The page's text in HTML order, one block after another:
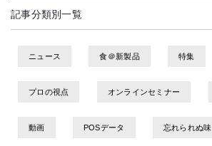
記事分類別一覧
ニュース 食＠新製品 特集
プロの視点 オンラインセミナー
動画 POSデータ 忘れられぬ味